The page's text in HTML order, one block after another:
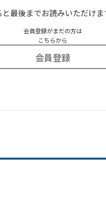
最後までお読みいただけま
会員登録がまだの方は
こちらから
会員登録